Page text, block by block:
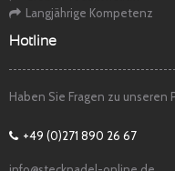
Langjährige Kompetenz
Hotline
Haben Sie Fragen zu unseren
+49 (0)271 890 26 67